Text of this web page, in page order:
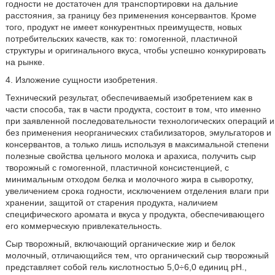
годности не достаточен для транспортировки на дальние
расстояния, за границу без применения консервантов. Кроме
того, продукт не имеет конкурентных преимуществ, новых
потребительских качеств, как то: гомогенной, пластичной
структуры и оригинального вкуса, чтобы успешно конкурировать
на рынке.
4. Изложение сущности изобретения.
Технический результат, обеспечиваемый изобретением как в
части способа, так в части продукта, состоит в том, что именно
при заявленной последовательности технологических операций и
без применения неорганических стабилизаторов, эмульгаторов и
консервантов, а только лишь используя в максимальной степени
полезные свойства цельного молока и арахиса, получить сыр
творожный с гомогенной, пластичной консистенцией, с
минимальным отходом белка и молочного жира в сыворотку,
увеличением срока годности, исключением отделения влаги при
хранении, защитой от старения продукта, наличием
специфического аромата и вкуса у продукта, обеспечивающего
его коммерческую привлекательность.
Сыр творожный, включающий органические жир и белок
молочный, отличающийся тем, что органический сыр творожный
представляет собой гель кислотностью 5,0÷6,0 единиц pH.,